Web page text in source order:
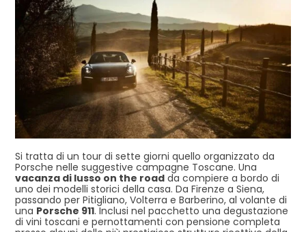
Si tratta di un tour di sette giorni quello organizzato da
Porsche nelle suggestive campagne Toscane. Una
vacanza di lusso on the road da compiere a bordo di
uno dei modelli storici della casa. Da Firenze a Siena,
passando per Pitigliano, Volterra e Barberino, al volante di
una Porsche 911. Inclusi nel pacchetto una degustazione
di vini toscani e pernottamenti con pensione completa